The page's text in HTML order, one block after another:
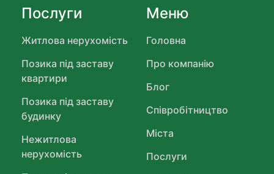
Послуги
Житлова нерухомість
Позика під заставу
квартири
Позика під заставу
будинку
Нежитлова
нерухомість
Меню
Головна
Про компанію
Блог
Співробітництво
Міста
Послуги